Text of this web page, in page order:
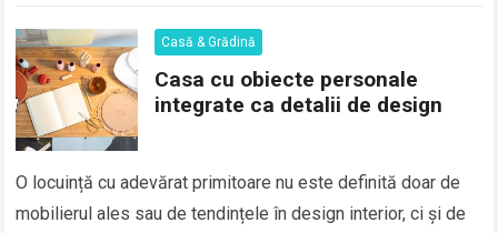
Casă & Grădină
Casa cu obiecte personale
integrate ca detalii de design
O locuință cu adevărat primitoare nu este definită doar de
mobilierul ales sau de tendințele în design interior, ci și de